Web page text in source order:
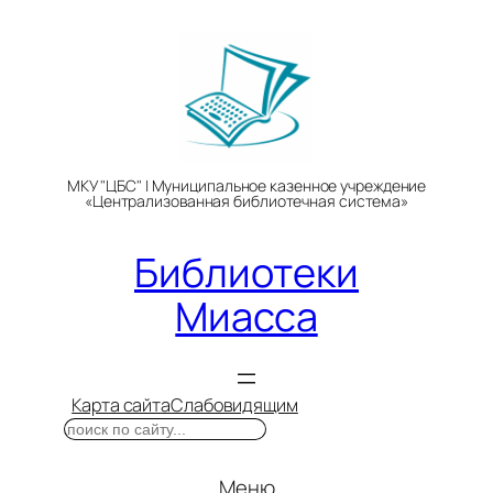
МКУ "ЦБС" | Муниципальное казенное учреждение
«Централизованная библиотечная система»
Библиотеки
Миасса
Карта сайтаСлабовидящим
Поиск